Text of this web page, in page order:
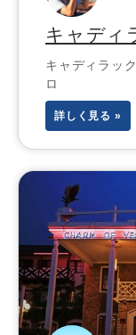
キャディ
キャディラッ
ロ
詳しく見る »